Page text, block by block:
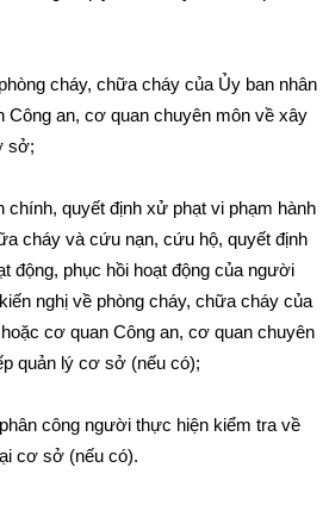
cháy, chữa cháy của Ủy ban nhân
Công an, cơ quan chuyên môn về xây
sở;
chính, quyết định xử phạt vi phạm hành
cháy và cứu nạn, cứu hộ, quyết định
động, phục hồi hoạt động của người
nghị về phòng cháy, chữa cháy của
cơ quan Công an, cơ quan chuyên
quản lý cơ sở (nếu có);
công người thực hiện kiểm tra về
cơ sở (nếu có).